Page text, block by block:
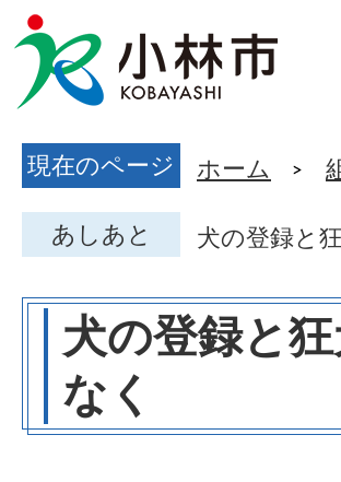
現在のページ ホーム
あしあと 犬の登録と
犬の登録と
なく